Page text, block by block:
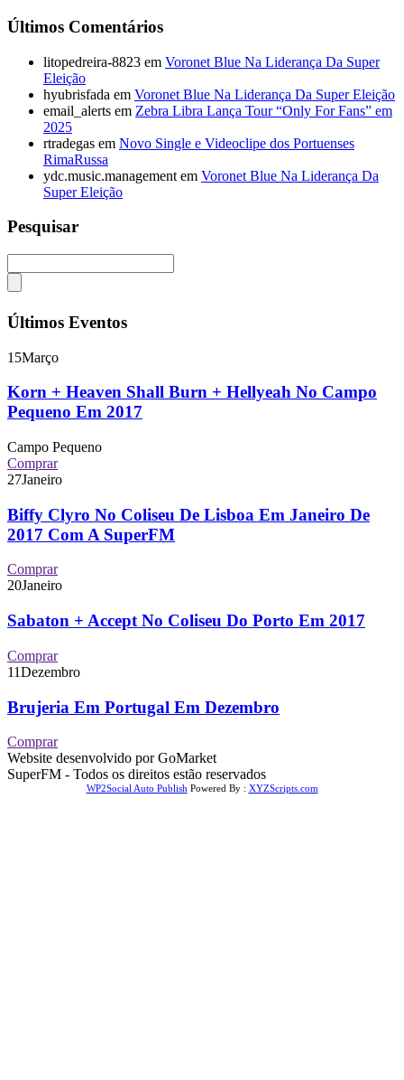
Últimos Comentários
litopedreira-8823 em Voronet Blue Na Liderança Da Super
Eleição
hyubrisfada em Voronet Blue Na Liderança Da Super Eleição
email_alerts em Zebra Libra Lança Tour “Only For Fans” em
2025
rtradegas em Novo Single e Videoclipe dos Portuenses
RimaRussa
ydc.music.management em Voronet Blue Na Liderança Da
Super Eleição
Pesquisar
Últimos Eventos
15Março
Korn + Heaven Shall Burn + Hellyeah No Campo
Pequeno Em 2017
Campo Pequeno
Comprar
27Janeiro
Biffy Clyro No Coliseu De Lisboa Em Janeiro De
2017 Com A SuperFM
Comprar
20Janeiro
Sabaton + Accept No Coliseu Do Porto Em 2017
Comprar
11Dezembro
Brujeria Em Portugal Em Dezembro
Comprar
Website desenvolvido por GoMarket
SuperFM - Todos os direitos estão reservados
WP2Social Auto Publish Powered By : XYZScripts.com